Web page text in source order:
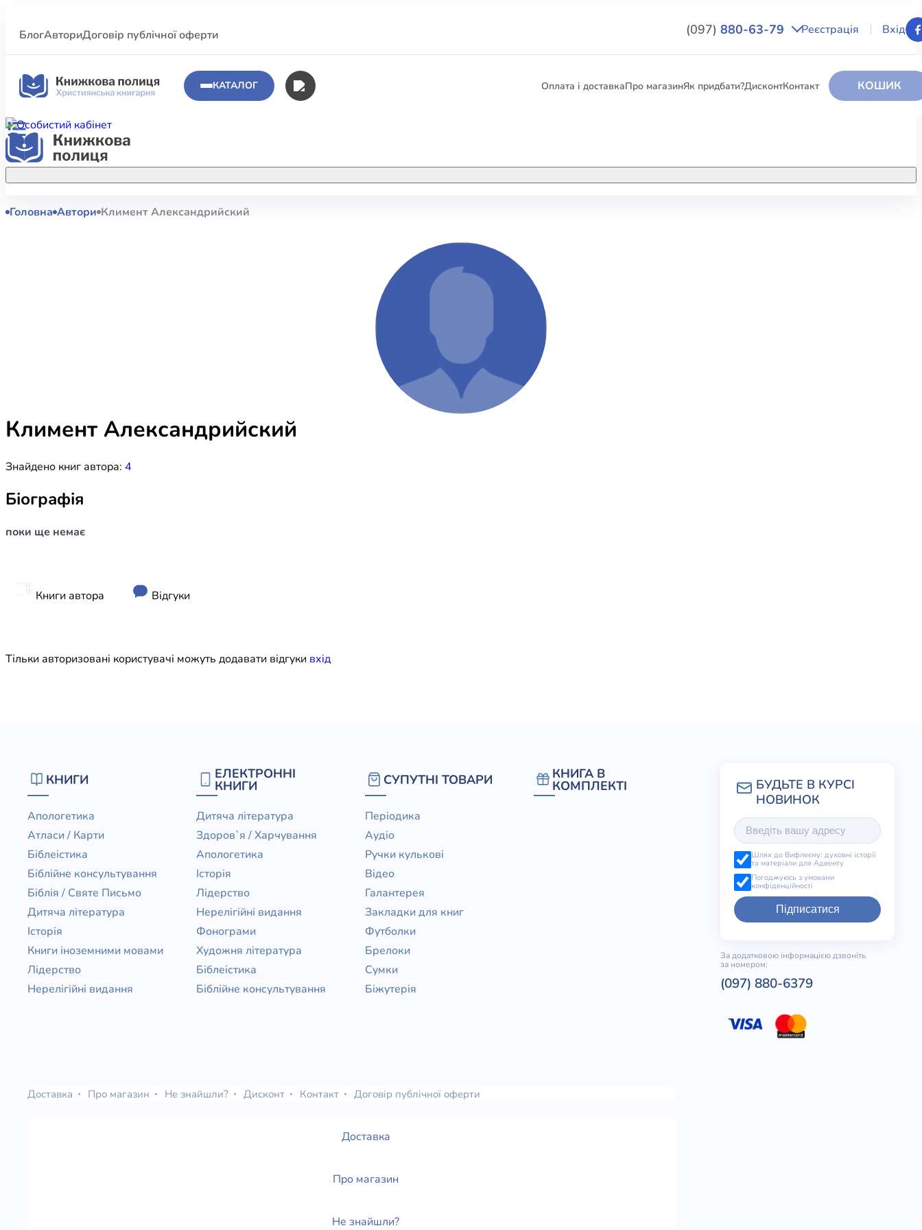
БлогАвториДоговір публічної оферти (097) 880-63-79 Реєстрація Вхід
КАТАЛОГ Оплата і доставкаПро магазинЯк придбати?ДисконтКонтакт КОШИК
Акційні пропозиції
КНИГИ
Біблійне консультування
Нерелігійні видання
Художня література
ЕЛЕКТРОННІ КНИГИ
КНИГА В КОМПЛЕКТІ
Головна Автори Климент Александрийский
Климент Александрийский
Знайдено книг автора: 4
Біографія
поки ще немає
Книги автора Відгуки
Тільки авторизовані користувачі можуть додавати відгуки вхiд
КНИГИ
Апологетика
Атласи / Карти
Біблеістика
Біблійне консультування
Біблія / Святе Письмо
Дитяча література
Історія
Книги іноземними мовами
Лідерство
Нерелігійні видання
ЕЛЕКТРОННІ
КНИГИ
Дитяча література
Здоров`я / Харчування
Апологетика
Історія
Лідерство
Нерелігійні видання
Фонограми
Художня література
Біблеістика
Біблійне консультування
СУПУТНІ ТОВАРИ
Періодика
Аудіо
Ручки кулькові
Відео
Галантерея
Закладки для книг
Футболки
Брелоки
Сумки
Біжутерія
КНИГА В
КОМПЛЕКТІ
Шлях до Вифлеєму: духовні історії
та матеріали для Адвенту
Погоджуюсь з умовами
конфіденційності
Підписатися
За додатковою інформацією дзвоніть
за номером:
(097) 880-6379
Доставка Про магазин Не знайшли? Дисконт Контакт Договір публічної оферти
Доставка
Про магазин
Не знайшли?